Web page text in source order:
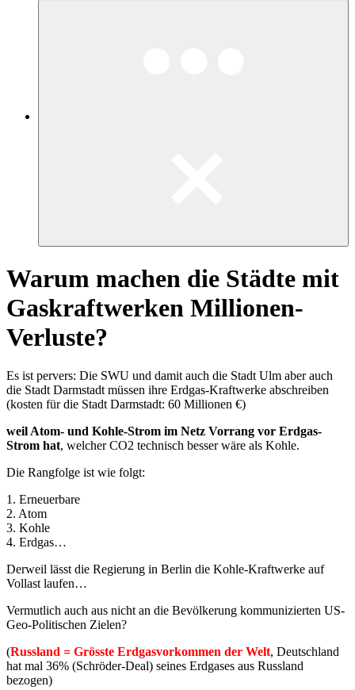
Warum machen die Städte mit
Gaskraftwerken Millionen-
Verluste?
Es ist pervers: Die SWU und damit auch die Stadt Ulm aber auch
die Stadt Darmstadt müssen ihre Erdgas-Kraftwerke abschreiben
(kosten für die Stadt Darmstadt: 60 Millionen €)
weil Atom- und Kohle-Strom im Netz Vorrang vor Erdgas-
Strom hat, welcher CO2 technisch besser wäre als Kohle.
Die Rangfolge ist wie folgt:
1. Erneuerbare
2. Atom
3. Kohle
4. Erdgas…
Derweil lässt die Regierung in Berlin die Kohle-Kraftwerke auf
Vollast laufen…
Vermutlich auch aus nicht an die Bevölkerung kommunizierten US-
Geo-Politischen Zielen?
(Russland = Grösste Erdgasvorkommen der Welt, Deutschland
hat mal 36% (Schröder-Deal) seines Erdgases aus Russland
bezogen)